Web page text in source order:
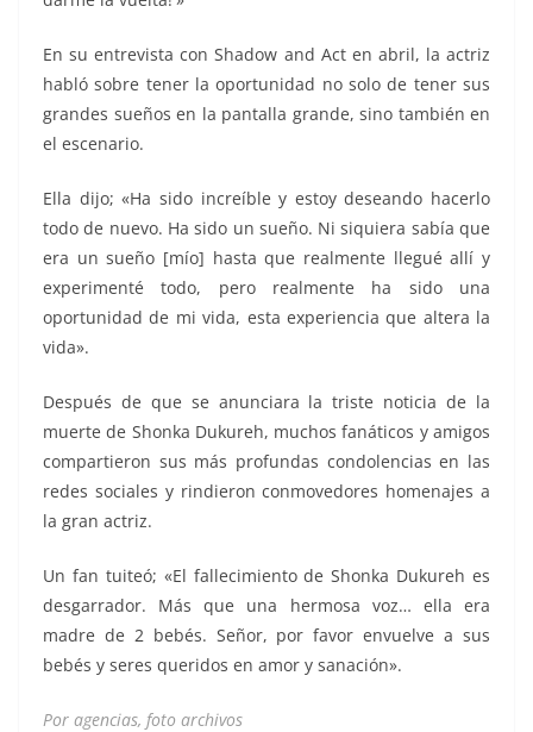
En su entrevista con Shadow and Act en abril, la actriz
habló sobre tener la oportunidad no solo de tener sus
grandes sueños en la pantalla grande, sino también en
el escenario.
Ella dijo; «Ha sido increíble y estoy deseando hacerlo
todo de nuevo. Ha sido un sueño. Ni siquiera sabía que
era un sueño [mío] hasta que realmente llegué allí y
experimenté todo, pero realmente ha sido una
oportunidad de mi vida, esta experiencia que altera la
vida».
Después de que se anunciara la triste noticia de la
muerte de Shonka Dukureh, muchos fanáticos y amigos
compartieron sus más profundas condolencias en las
redes sociales y rindieron conmovedores homenajes a
la gran actriz.
Un fan tuiteó; «El fallecimiento de Shonka Dukureh es
desgarrador. Más que una hermosa voz… ella era
madre de 2 bebés. Señor, por favor envuelve a sus
bebés y seres queridos en amor y sanación».
Por agencias, foto archivos